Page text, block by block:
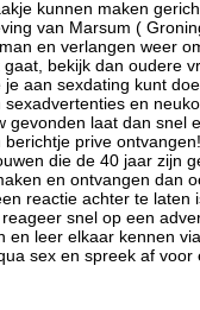
kunnen maken
van Marsum (
en verlangen weer
bekijk dan oudere
aan sexdating kunt
en
gevonden laat dan snel
prive
die de 40 jaar zijn
en ontvangen dan
reactie achter te laten
snel op een
leer elkaar kennen
sex en spreek af voor